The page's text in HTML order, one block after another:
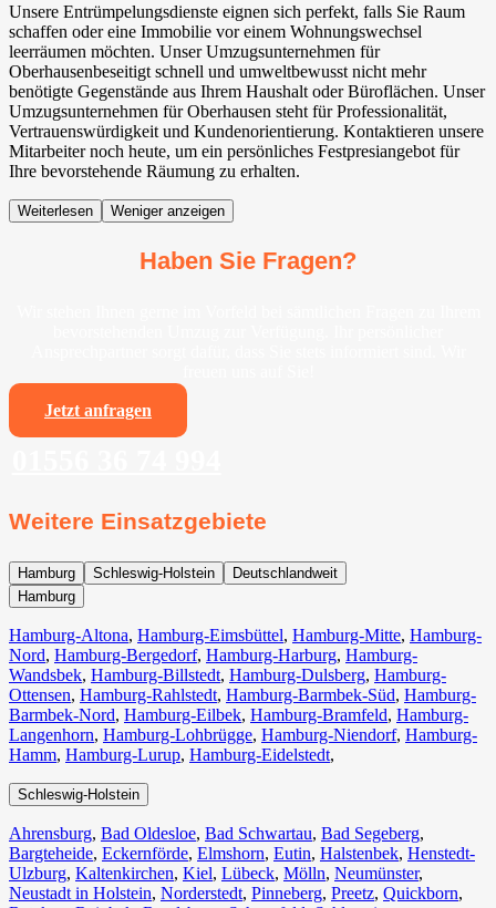
Unsere Entrümpelungsdienste eignen sich perfekt, falls Sie Raum
schaffen oder eine Immobilie vor einem Wohnungswechsel
leerräumen möchten. Unser Umzugsunternehmen für
Oberhausenbeseitigt schnell und umweltbewusst nicht mehr
benötigte Gegenstände aus Ihrem Haushalt oder Büroflächen. Unser
Umzugsunternehmen für Oberhausen steht für Professionalität,
Vertrauenswürdigkeit und Kundenorientierung. Kontaktieren unsere
Mitarbeiter noch heute, um ein persönliches Festpresiangebot für
Ihre bevorstehende Räumung zu erhalten.
Weiterlesen Weniger anzeigen
Haben Sie Fragen?
Jetzt anfragen
Weitere Einsatzgebiete
Hamburg Schleswig-Holstein
Deutschlandweit
Hamburg
Hamburg-Altona, Hamburg-Eimsbüttel, Hamburg-Mitte, Hamburg-
Nord, Hamburg-Bergedorf, Hamburg-Harburg, Hamburg-
Wandsbek, Hamburg-Billstedt, Hamburg-Dulsberg, Hamburg-
Ottensen, Hamburg-Rahlstedt, Hamburg-Barmbek-Süd, Hamburg-
Barmbek-Nord, Hamburg-Eilbek, Hamburg-Bramfeld, Hamburg-
Langenhorn, Hamburg-Lohbrügge, Hamburg-Niendorf, Hamburg-
Hamm, Hamburg-Lurup, Hamburg-Eidelstedt,
Schleswig-Holstein
Ahrensburg, Bad Oldesloe, Bad Schwartau, Bad Segeberg,
Bargteheide, Eckernförde, Elmshorn, Eutin, Halstenbek, Henstedt-
Ulzburg, Kaltenkirchen, Kiel, Lübeck, Mölln, Neumünster,
Neustadt in Holstein, Norderstedt, Pinneberg, Preetz, Quickborn,